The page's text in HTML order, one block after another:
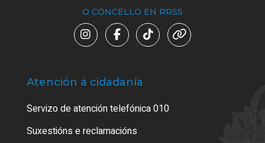
O CONCELLO EN RRSS
Atención á cidadanía
Servizo de atención telefónica 010
Suxestións e reclamacións